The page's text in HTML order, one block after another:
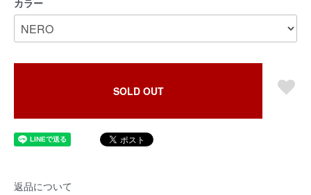
カラー
SOLD OUT
返品について